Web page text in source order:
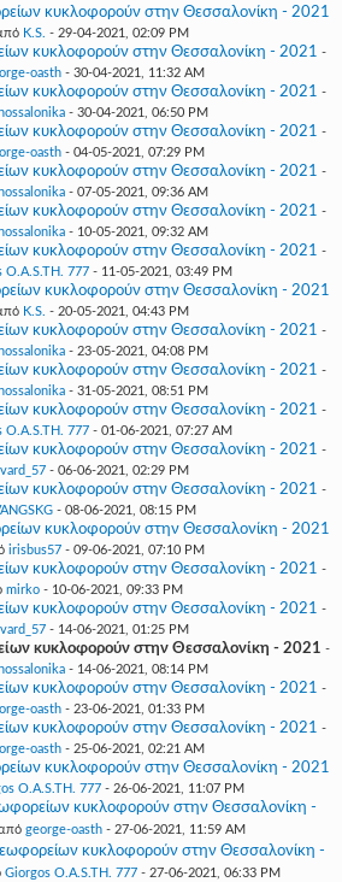
κυκλοφορούν στην Θεσσαλονίκη - 2021
K.S. - 29-04-2021, 02:09 PM
κυκλοφορούν στην Θεσσαλονίκη - 2021 -
oasth- 30-04-2021, 11:32 AM
κυκλοφορούν στην Θεσσαλονίκη - 2021 -
- 30-04-2021, 06:50 PM
κυκλοφορούν στην Θεσσαλονίκη - 2021 -
oasth- 04-05-2021, 07:29 PM
κυκλοφορούν στην Θεσσαλονίκη - 2021 -
- 07-05-2021, 09:36 AM
κυκλοφορούν στην Θεσσαλονίκη - 2021 -
- 10-05-2021, 09:32 AM
κυκλοφορούν στην Θεσσαλονίκη - 2021 -
O.A.S.TH. 777- 11-05-2021, 03:49 PM
κυκλοφορούν στην Θεσσαλονίκη - 2021
K.S. - 20-05-2021, 04:43 PM
κυκλοφορούν στην Θεσσαλονίκη - 2021 -
- 23-05-2021, 04:08 PM
κυκλοφορούν στην Θεσσαλονίκη - 2021 -
- 31-05-2021, 08:51 PM
κυκλοφορούν στην Θεσσαλονίκη - 2021 -
O.A.S.TH. 777- 01-06-2021, 07:27 AM
κυκλοφορούν στην Θεσσαλονίκη - 2021 -
vard_57- 06-06-2021, 02:29 PM
κυκλοφορούν στην Θεσσαλονίκη - 2021 -
- 08-06-2021, 08:15 PM
κυκλοφορούν στην Θεσσαλονίκη - 2021
irisbus57- 09-06-2021, 07:10 PM
κυκλοφορούν στην Θεσσαλονίκη - 2021 -
mirko- 10-06-2021, 09:33 PM
κυκλοφορούν στην Θεσσαλονίκη - 2021 -
vard_57- 14-06-2021, 01:25 PM
κυκλοφορούν στην Θεσσαλονίκη - 2021 -
- 14-06-2021, 08:14 PM
κυκλοφορούν στην Θεσσαλονίκη - 2021 -
oasth- 23-06-2021, 01:33 PM
κυκλοφορούν στην Θεσσαλονίκη - 2021 -
oasth- 25-06-2021, 02:21 AM
κυκλοφορούν στην Θεσσαλονίκη - 2021
O.A.S.TH. 777- 26-06-2021, 11:07 PM
κυκλοφορούν στην Θεσσαλονίκη -
george-oasth- 27-06-2021, 11:59 AM
λεωφορείων κυκλοφορούν στην Θεσσαλονίκη -
Giorgos O.A.S.TH. 777 - 27-06-2021, 06:33 PM